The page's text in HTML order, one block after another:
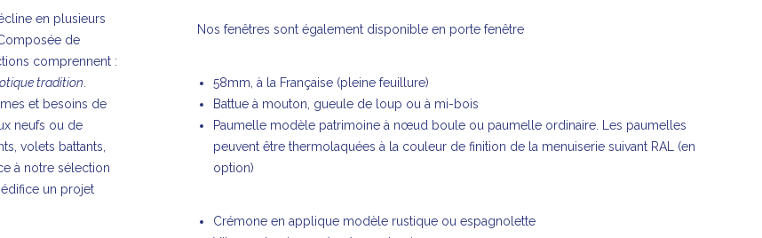
en plusieurs
de
comprennent :
tradition
et besoins de
neufs ou de
volets battants,
à notre sélection
un projet
Nos fenêtres sont également disponible en porte fenêtre
58mm, à la Française (pleine feuillure)
Battue à mouton, gueule de loup ou à mi-bois
Paumelle modèle patrimoine à nœud boule ou paumelle ordinaire. Les paumelles
peuvent être thermolaquées à la couleur de finition de la menuiserie suivant RAL (en
option)
Crémone en applique modèle rustique ou espagnolette